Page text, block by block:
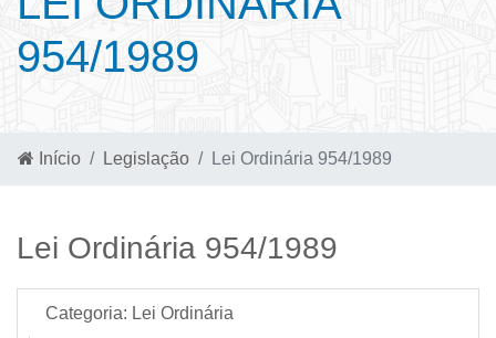
954/1989
Início Legislação Lei Ordinária 954/1989
Lei Ordinária 954/1989
Categoria: Lei Ordinária